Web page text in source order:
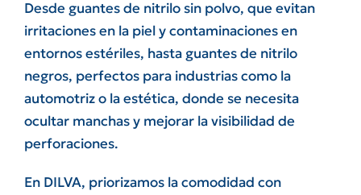
Desde guantes de nitrilo sin polvo, que evitan
irritaciones en la piel y contaminaciones en
entornos estériles, hasta guantes de nitrilo
negros, perfectos para industrias como la
automotriz o la estética, donde se necesita
ocultar manchas y mejorar la visibilidad de
perforaciones.
En DILVA, priorizamos la comodidad con